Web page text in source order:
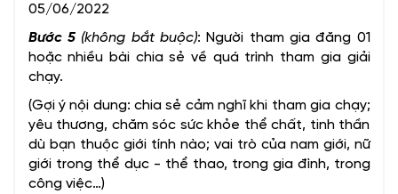
05/06/2022
Bước 5(không bắt buộc): Người tham gia đăng 01
hoặc nhiều bài chia sẻ về quá trình tham gia giải
chạy.
(Gợi ý nội dung: chia sẻ cảm nghĩ khi tham gia chạy;
yêu thương, chăm sóc sức khỏe thể chất, tinh thần
dù bạn thuộc giới tính nào; vai trò của nam giới, nữ
giới trong thể dục - thể thao, trong gia đình, trong
công việc…)